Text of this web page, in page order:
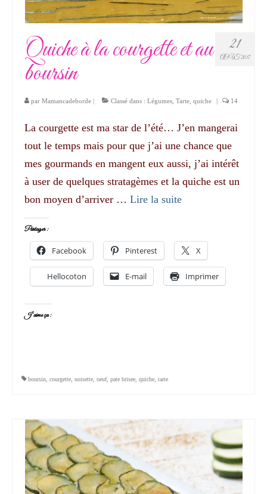
21
AOÛT 2017
Quiche à la courgette et au
boursin
par Mamancadeborde | Classé dans : Légumes Tarte, quiche | 14
La courgette est ma star de l’été… J’en mangerai
tout le temps mais pour que j’ai une chance que
mes gourmands en mangent eux aussi, j’ai intérêt
à user de quelques stratagèmes et la quiche est un
bon moyen d’arriver … Lire la suite­­
Partager :
Facebook Pinterest X
Hellocoton E-mail Imprimer
J’aime ça :
boursin courgette noisette oeuf, pate brisee quiche tarte